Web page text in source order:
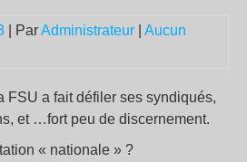
| ParAdministrateur
Aucun
FSU a fait défiler ses syndiqués,
et …fort peu de discernement.
« nationale » ?